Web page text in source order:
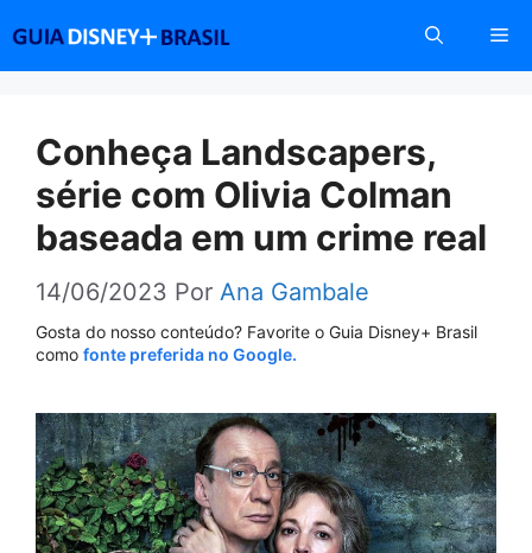
conteúdo
Conheça Landscapers,
série com Olivia Colman
baseada em um crime real
14/06/2023 Por Ana Gambale
Gosta do nosso conteúdo? Favorite o Guia Disney+ Brasil
como fonte preferida no Google.